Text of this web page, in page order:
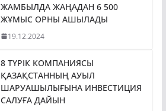
ЖАМБЫЛДА ЖАҢАДАН 6 500
ЖҰМЫС ОРНЫ АШЫЛАДЫ
19.12.2024
8 ТҮРІК КОМПАНИЯСЫ
ҚАЗАҚСТАННЫҢ АУЫЛ
ШАРУАШЫЛЫҒЫНА ИНВЕСТИЦИЯ
САЛУҒА ДАЙЫН